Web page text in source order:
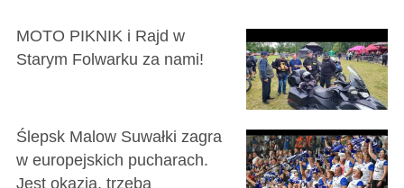
MOTO PIKNIK i Rajd w
Starym Folwarku za nami!
Ślepsk Malow Suwałki zagra
w europejskich pucharach.
Jest okazja, trzeba